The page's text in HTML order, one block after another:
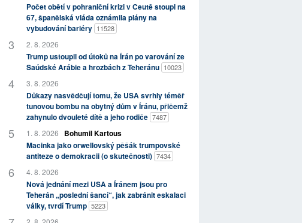
Počet obětí v pohraniční krizi v Ceutě stoupl na
67, španělská vláda oznámila plány na
vybudování bariéry 11528
2. 8. 2026
Trump ustoupil od útoků na Írán po varování ze
Saúdské Arábie a hrozbách z Teheránu 10023
3. 8. 2026
Důkazy nasvědčují tomu, že USA svrhly téměř
tunovou bombu na obytný dům v Íránu, přičemž
zahynulo dvouleté dítě a jeho rodiče 7487
1. 8. 2026
Bohumil Kartous
Macinka jako orwellovský pěšák trumpovské
antiteze o demokracii (o skutečnosti) 7434
4. 8. 2026
Nová jednání mezi USA a Íránem jsou pro
Teherán „poslední šancí“, jak zabránit eskalaci
války, tvrdí Trump 5223